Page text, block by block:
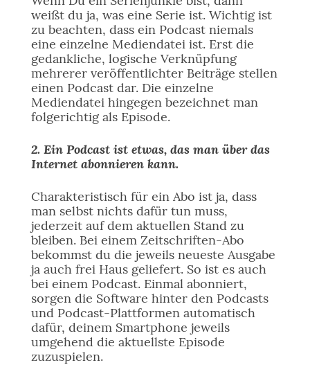
weißt du ja, was eine Serie ist. Wichtig ist
zu beachten, dass ein Podcast niemals
eine einzelne Mediendatei ist. Erst die
gedankliche, logische Verknüpfung
mehrerer veröffentlichter Beiträge stellen
einen Podcast dar. Die einzelne
Mediendatei hingegen bezeichnet man
folgerichtig als Episode.
2. Ein Podcast ist etwas, das man über das
Internet abonnieren kann.
Charakteristisch für ein Abo ist ja, dass
man selbst nichts dafür tun muss,
jederzeit auf dem aktuellen Stand zu
bleiben. Bei einem Zeitschriften-Abo
bekommst du die jeweils neueste Ausgabe
ja auch frei Haus geliefert. So ist es auch
bei einem Podcast. Einmal abonniert,
sorgen die Software hinter den Podcasts
und Podcast-Plattformen automatisch
dafür, deinem Smartphone jeweils
umgehend die aktuellste Episode
zuzuspielen.